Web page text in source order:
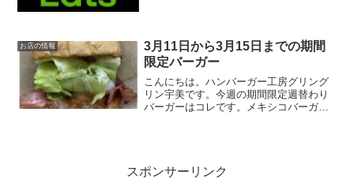
くなりますのでご...
お店の情報
3月11日から3月15日までの期間
限定バーガー
こんにちは。ハンバーガー工房グリング
リン宇美です。今週の期間限定週替わり
バーガーはコレです。メキシコバーガ
スポンサーリンク